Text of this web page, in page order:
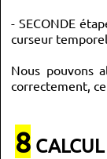
- SECONDE
curseur
Nous pouvons
correctement,
8